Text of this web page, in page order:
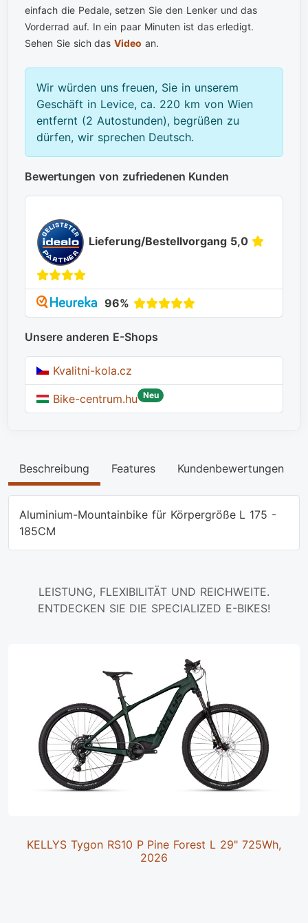
einfach die Pedale, setzen Sie den Lenker und das
Vorderrad auf. In ein paar Minuten ist das erledigt.
Sehen Sie sich dasVideo an.
Wir würden uns freuen, Sie in unserem
Geschäft in Levice, ca. 220 km von Wien
entfernt (2 Autostunden), begrüßen zu
dürfen, wir sprechen Deutsch.
Bewertungen von zufriedenen Kunden
Lieferung/Bestellvorgang 5,0
96%
Unsere anderen E-Shops
Kvalitni-kola.cz
Bike-centrum.hu Neu
Beschreibung Features Kundenbewertungen
Aluminium-Mountainbike für Körpergröße L 175 -
185CM
LEISTUNG, FLEXIBILITÄT UND REICHWEITE.
ENTDECKEN SIE DIE SPECIALIZED E-BIKES!
KELLYS Tygon RS10 P Pine Forest L 29" 725Wh,
2026